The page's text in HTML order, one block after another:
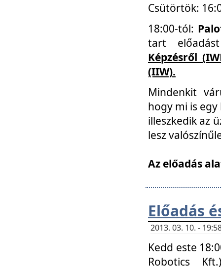
Csütörtök:
18:00-tól:
tart
Képzésről
(IIW).
Mindenkit
hogy mi is
illeszkedik az
lesz
Az előadás
Előadás
2013. 03. 10. -
Kedd este
Robotics